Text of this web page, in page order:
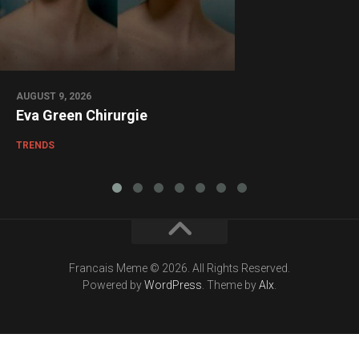
AUGUST 9, 2026
Eva Green Chirurgie
TRENDS
Francais Meme © 2026. All Rights Reserved.
Powered byWordPress . Theme byAlx